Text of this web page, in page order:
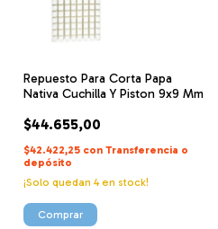
Repuesto Para Corta Papa
Nativa Cuchilla Y Piston 9x9 Mm
$44.655,00
$42.422,25 con Transferencia o
depósito
¡Solo quedan 4en stock!